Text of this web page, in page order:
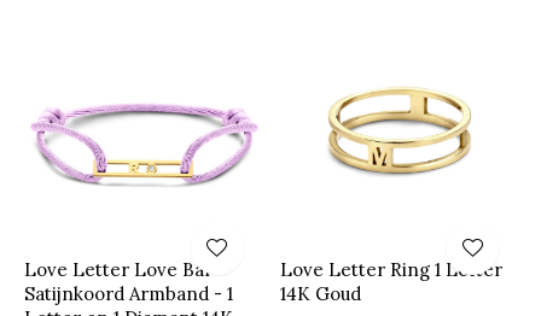
Love Letter Love Bar
Satijnkoord Armband - 1
Love Letter Ring 1 Letter
14K Goud